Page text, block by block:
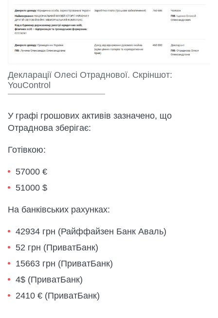
Декларації Олесі Отраднової. Скріншот:
YouControl
У графі грошових активів зазначено, що
Отраднова зберігає:
Готівкою:
57000 €
51000 $
На банківських рахунках:
42934 грн (Райффайзен Банк Аваль)
52 грн (ПриватБанк)
15663 грн (ПриватБанк)
4$ (ПриватБанк)
2410 € (ПриватБанк)